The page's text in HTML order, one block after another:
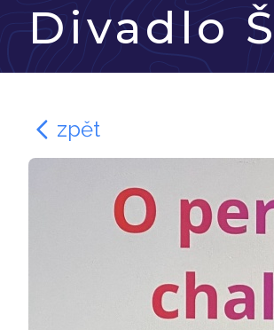
Divadlo
zpět